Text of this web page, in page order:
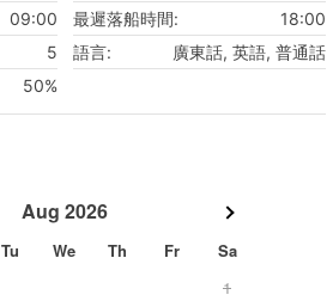
09:00 最遲落船時間:
18:00
5 語言:
廣東話, 英語, 普通話
50%
Aug 2026
Tu We Th Fr
Sa
1